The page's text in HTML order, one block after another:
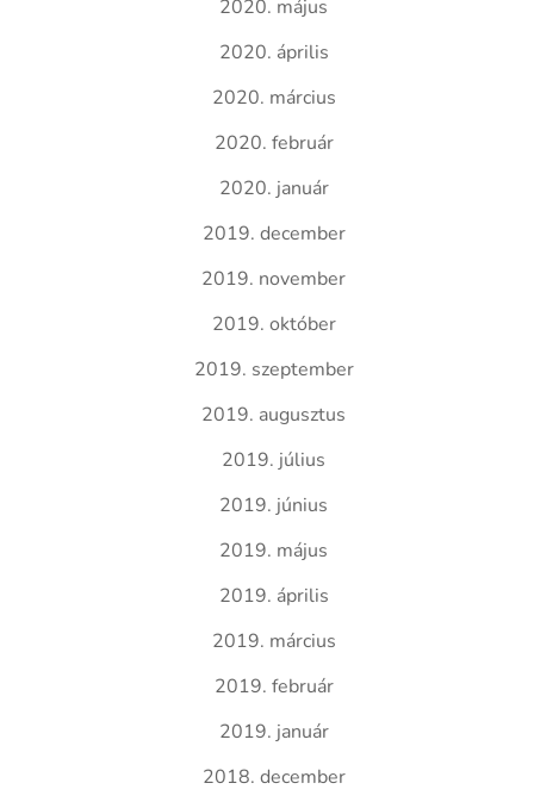
2020. május
2020. április
2020. március
2020. február
2020. január
2019. december
2019. november
2019. október
2019. szeptember
2019. augusztus
2019. július
2019. június
2019. május
2019. április
2019. március
2019. február
2019. január
2018. december